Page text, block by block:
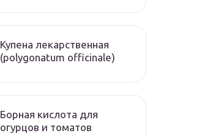
Купена лекарственная
(polygonatum officinale)
Борная кислота для
огурцов и томатов